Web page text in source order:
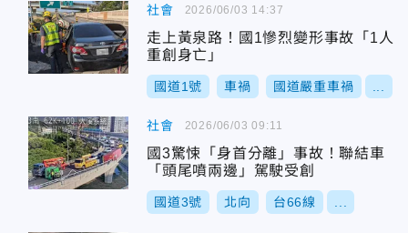
社會
走上黃泉路！國1慘烈變形事故「1人
重創身亡」
國道1號 車禍 國道嚴重車禍
2026/06/03 14:37
社會
國3驚悚「身首分離」事故！聯結車
「頭尾噴兩邊」駕駛受創
國道3號 北向 台66線
2026/06/03 09:11